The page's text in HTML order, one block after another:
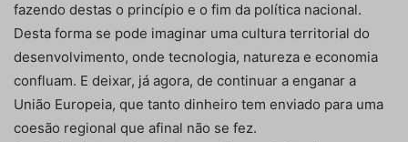
fazendo destas o princípio e o fim da política nacional.
Desta forma se pode imaginar uma cultura territorial do
desenvolvimento, onde tecnologia, natureza e economia
confluam. E deixar, já agora, de continuar a enganar a
União Europeia, que tanto dinheiro tem enviado para uma
coesão regional que afinal não se fez.